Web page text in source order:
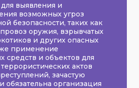
выявления и
возможных угроз
безопасности, таких как
оружия, взрывчатых
и других опасных
применение
средств и объектов для
актов
зачастую
обязательна организация